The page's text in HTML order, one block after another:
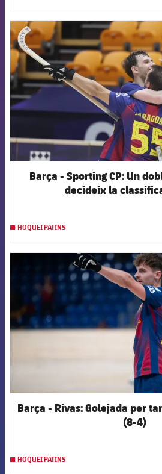
FCB
Barça - Sporting CP: Un
decideix la
HOQUEI PATINS
FCB
Barça - Rivas: Golejada per
(8-4)
HOQUEI PATINS